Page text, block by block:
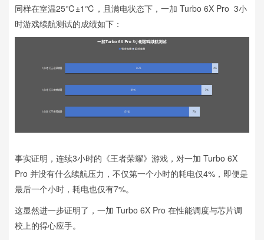
同样在室温25℃±1℃，且满电状态下，一加 Turbo 6X Pro 3小
时游戏续航测试的成绩如下：
事实证明，连续3小时的《王者荣耀》游戏，对一加 Turbo 6X
Pro 并没有什么续航压力，不仅第一个小时的耗电仅4%，即便是
最后一个小时，耗电也仅有7%。
这显然进一步证明了，一加 Turbo 6X Pro 在性能调度与芯片调
校上的得心应手。